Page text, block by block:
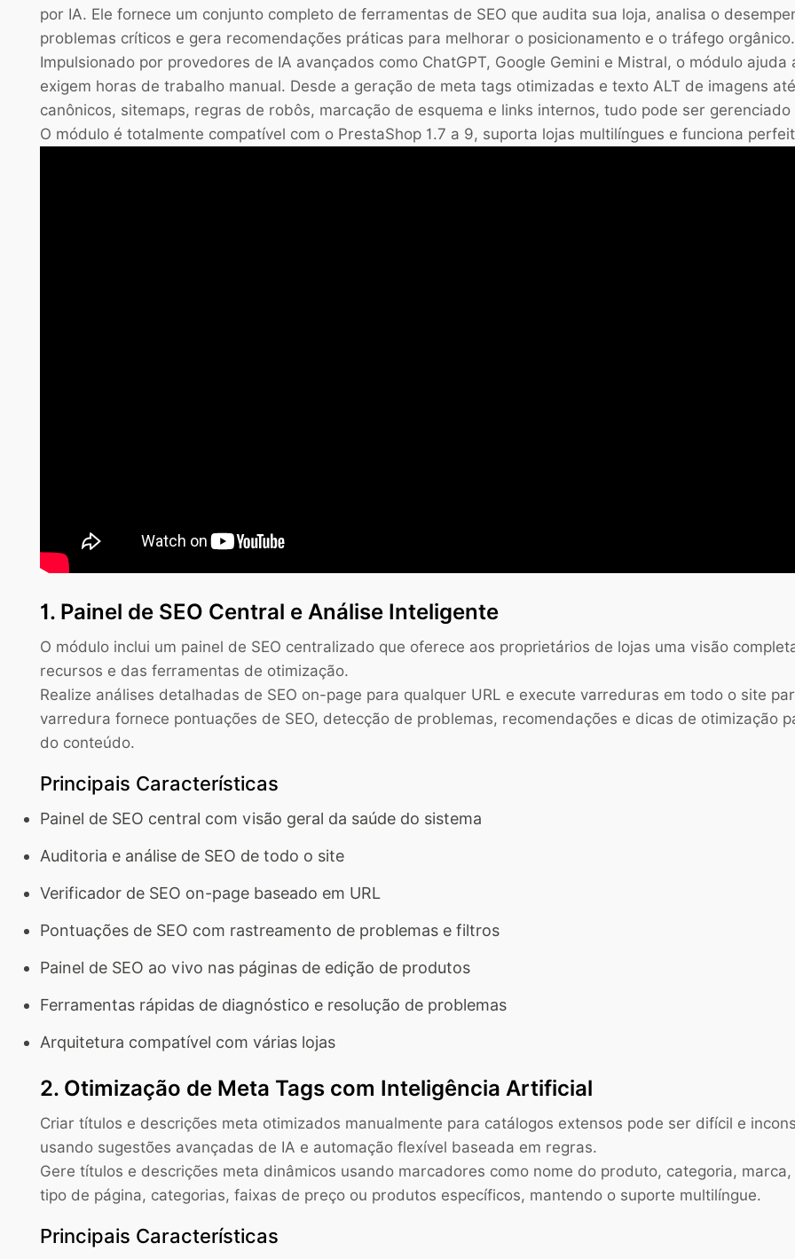
por IA. Ele fornece um conjunto completo de ferramentas de SEO que audita sua loja, analisa o
problemas críticos e gera recomendações práticas para melhorar o posicionamento e o tráfego orgânico.
Impulsionado por provedores de IA avançados como ChatGPT, Google Gemini e Mistral, o módulo
exigem horas de trabalho manual. Desde a geração de meta tags otimizadas e texto ALT de imagens
canônicos, sitemaps, regras de robôs, marcação de esquema e links internos, tudo pode ser
O módulo é totalmente compatível com o PrestaShop 1.7 a 9, suporta lojas multilíngues e funciona
1. Painel de SEO Central e Análise Inteligente
O módulo inclui um painel de SEO centralizado que oferece aos proprietários de lojas uma visão
recursos e das ferramentas de otimização.
Realize análises detalhadas de SEO on-page para qualquer URL e execute varreduras em todo o site
varredura fornece pontuações de SEO, detecção de problemas, recomendações e dicas de otimização
do conteúdo.
Principais Características
Painel de SEO central com visão geral da saúde do sistema
Auditoria e análise de SEO de todo o site
Verificador de SEO on-page baseado em URL
Pontuações de SEO com rastreamento de problemas e filtros
Painel de SEO ao vivo nas páginas de edição de produtos
Ferramentas rápidas de diagnóstico e resolução de problemas
Arquitetura compatível com várias lojas
2. Otimização de Meta Tags com Inteligência Artificial
Criar títulos e descrições meta otimizados manualmente para catálogos extensos pode ser difícil e
usando sugestões avançadas de IA e automação flexível baseada em regras.
Gere títulos e descrições meta dinâmicos usando marcadores como nome do produto, categoria,
tipo de página, categorias, faixas de preço ou produtos específicos, mantendo o suporte multilíngue.
Principais Características